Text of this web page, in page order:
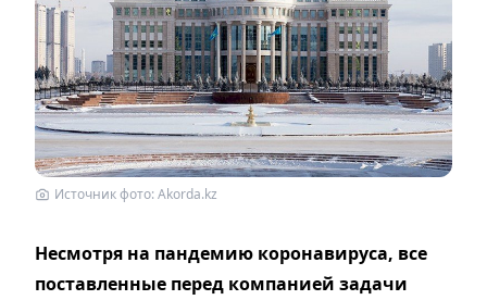
Источник фото: Akorda.kz
Несмотря на пандемию коронавируса, все
поставленные перед компанией задачи